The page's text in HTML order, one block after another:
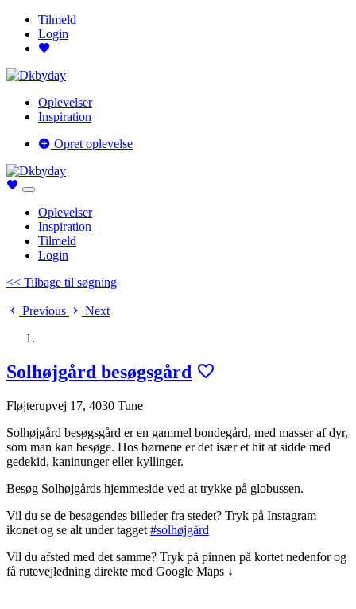
Tilmeld
Login
Oplevelser
Inspiration
Opret oplevelse
Oplevelser
Inspiration
Tilmeld
Login
<< Tilbage til søgning
Previous Next
Solhøjgård besøgsgård
Fløjterupvej 17, 4030 Tune
Solhøjgård besøgsgård er en gammel bondegård, med masser af dyr,
som man kan besøge. Hos børnene er det især et hit at sidde med
gedekid, kaninunger eller kyllinger.
Besøg Solhøjgårds hjemmeside ved at trykke på globussen.
Vil du se de besøgendes billeder fra stedet? Tryk på Instagram
ikonet og se alt under tagget #solhøjgård
Vil du afsted med det samme? Tryk på pinnen på kortet nedenfor og
få rutevejledning direkte med Google Maps ↓